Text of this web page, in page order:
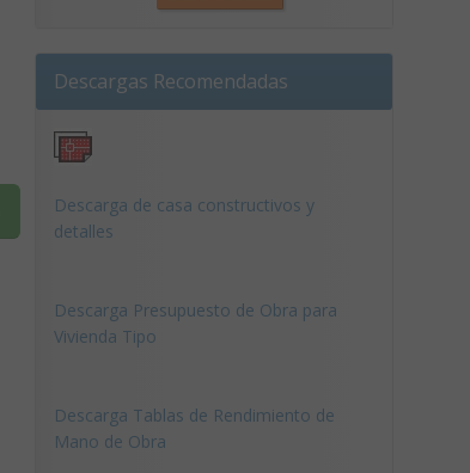
Descargas Recomendadas
Descarga de casa constructivos y
detalles
Descarga Presupuesto de Obra para
Vivienda Tipo
Descarga Tablas de Rendimiento de
Mano de Obra